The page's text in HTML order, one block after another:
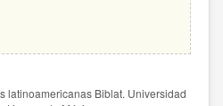
latinoamericanas Biblat. Universidad